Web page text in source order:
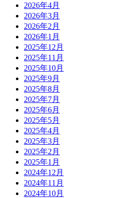
2026年4月
2026年3月
2026年2月
2026年1月
2025年12月
2025年11月
2025年10月
2025年9月
2025年8月
2025年7月
2025年6月
2025年5月
2025年4月
2025年3月
2025年2月
2025年1月
2024年12月
2024年11月
2024年10月